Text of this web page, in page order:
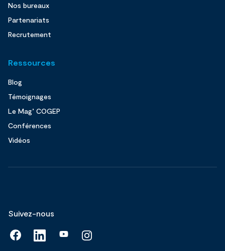
Nos bureaux
Partenariats
Recrutement
Ressources
Blog
Témoignages
Le Mag’ COGEP
Conférences
Vidéos
Suivez-nous